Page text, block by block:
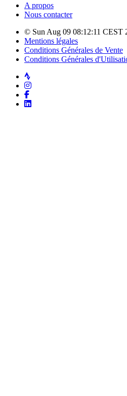
A propos
Nous contacter
© Sun Aug 09 08:12:11 CEST
Mentions légales
Conditions Générales de Vente
Conditions Générales
Strava
Instagram
Facebook
LinkedIn